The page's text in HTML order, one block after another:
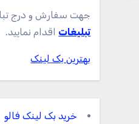
جهت سفارش و درج
تبلیغات اقدام نمایید.
بهترین بک لینک
خرید بک لینک فالو